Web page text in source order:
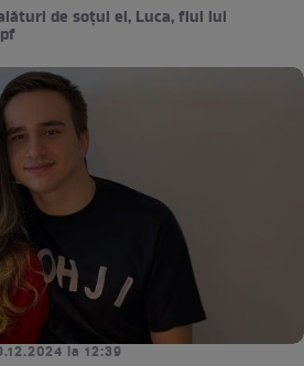
de soțul ei, Luca, fiul lui
la 12:39